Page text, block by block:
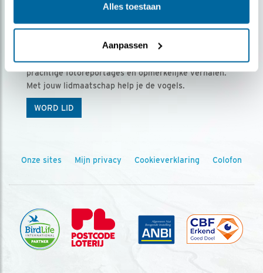
Alles toestaan
Aanpassen
Ontvang 5 x Vogels voor € 36,00 per jaar
Vogels is het tijdschrift voor onze leden, met
prachtige fotoreportages en opmerkelijke verhalen.
Met jouw lidmaatschap help je de vogels.
WORD LID
Onze sites Mijn privacy Cookieverklaring Colofon